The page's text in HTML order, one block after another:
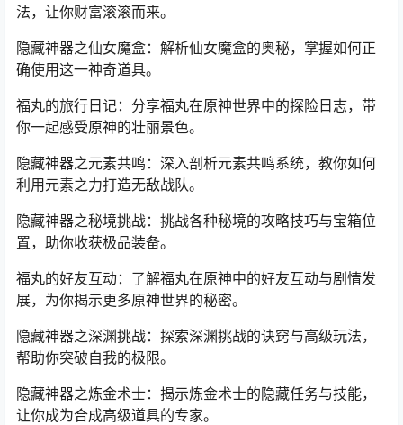
法，让你财富滚滚而来。
隐藏神器之仙女魔盒：解析仙女魔盒的奥秘，掌握如何正
确使用这一神奇道具。
福丸的旅行日记：分享福丸在原神世界中的探险日志，带
你一起感受原神的壮丽景色。
隐藏神器之元素共鸣：深入剖析元素共鸣系统，教你如何
利用元素之力打造无敌战队。
隐藏神器之秘境挑战：挑战各种秘境的攻略技巧与宝箱位
置，助你收获极品装备。
福丸的好友互动：了解福丸在原神中的好友互动与剧情发
展，为你揭示更多原神世界的秘密。
隐藏神器之深渊挑战：探索深渊挑战的诀窍与高级玩法，
帮助你突破自我的极限。
隐藏神器之炼金术士：揭示炼金术士的隐藏任务与技能，
让你成为合成高级道具的专家。